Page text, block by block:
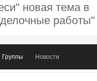
новая тема в
работы"
Группы Новости